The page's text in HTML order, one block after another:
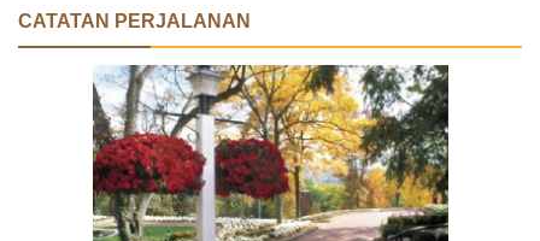
CATATAN PERJALANAN